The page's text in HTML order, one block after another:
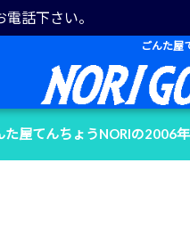
話下さい。
ごんた屋
た屋てんちょうNORIの2006